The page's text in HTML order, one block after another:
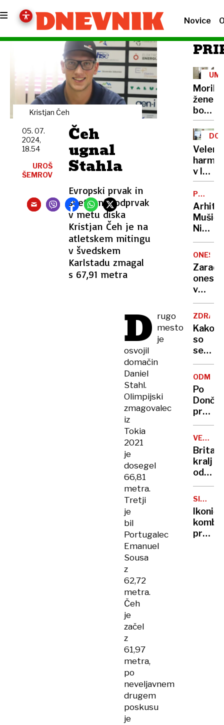
Novice
Kristjan Čeh
Čeh
ugnal
Stahla
Evropski prvak in
svetovni podprvak
v metu diska
Kristjan Čeh je na
atletskem mitingu
v švedskem
Karlstadu zmagal
s 67,91 metra
05. 07.
2024,
18.54
UROŠ
ŠEMROV
D rugo
mesto
je
osvojil
domačin
Daniel
Stahl.
Olimpijski
zmagovalec
iz
Tokia
2021
je
dosegel
66,81
metra.
Tretji
je
bil
Portugalec
Emanuel
Sousa
z
62,72
metra.
Čeh
je
začel
z
61,97
metra,
po
neveljavnem
drugem
poskusu
je
žene
bo
sedel
21
let
v lov
na
nov
rekord
CENTER
Mušič:
Nikoli
nisem
da je
to v
moji
sploh
Zaradi
v
delu
voda
Kako
so
se
cilji
vlade
Po
Karma
je
psica,
Nico
pa
njen
sin
VELIKA
kralj
zaradi
raka
SIMBOL
kombi